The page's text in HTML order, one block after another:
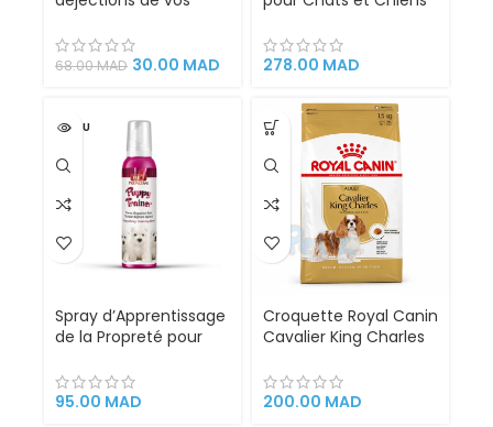
68.00MAD 30.00 MAD 278.00 MAD
VENDU
Spray d’Apprentissage
de la Propreté pour
Puppy Trainer 100mL |
Solution Naturelle pour
95.00 MAD
Croquette Royal Canin
Cavalier King Charles
Spéciale pour une
Santé Cardiaque et un
200.00 MAD